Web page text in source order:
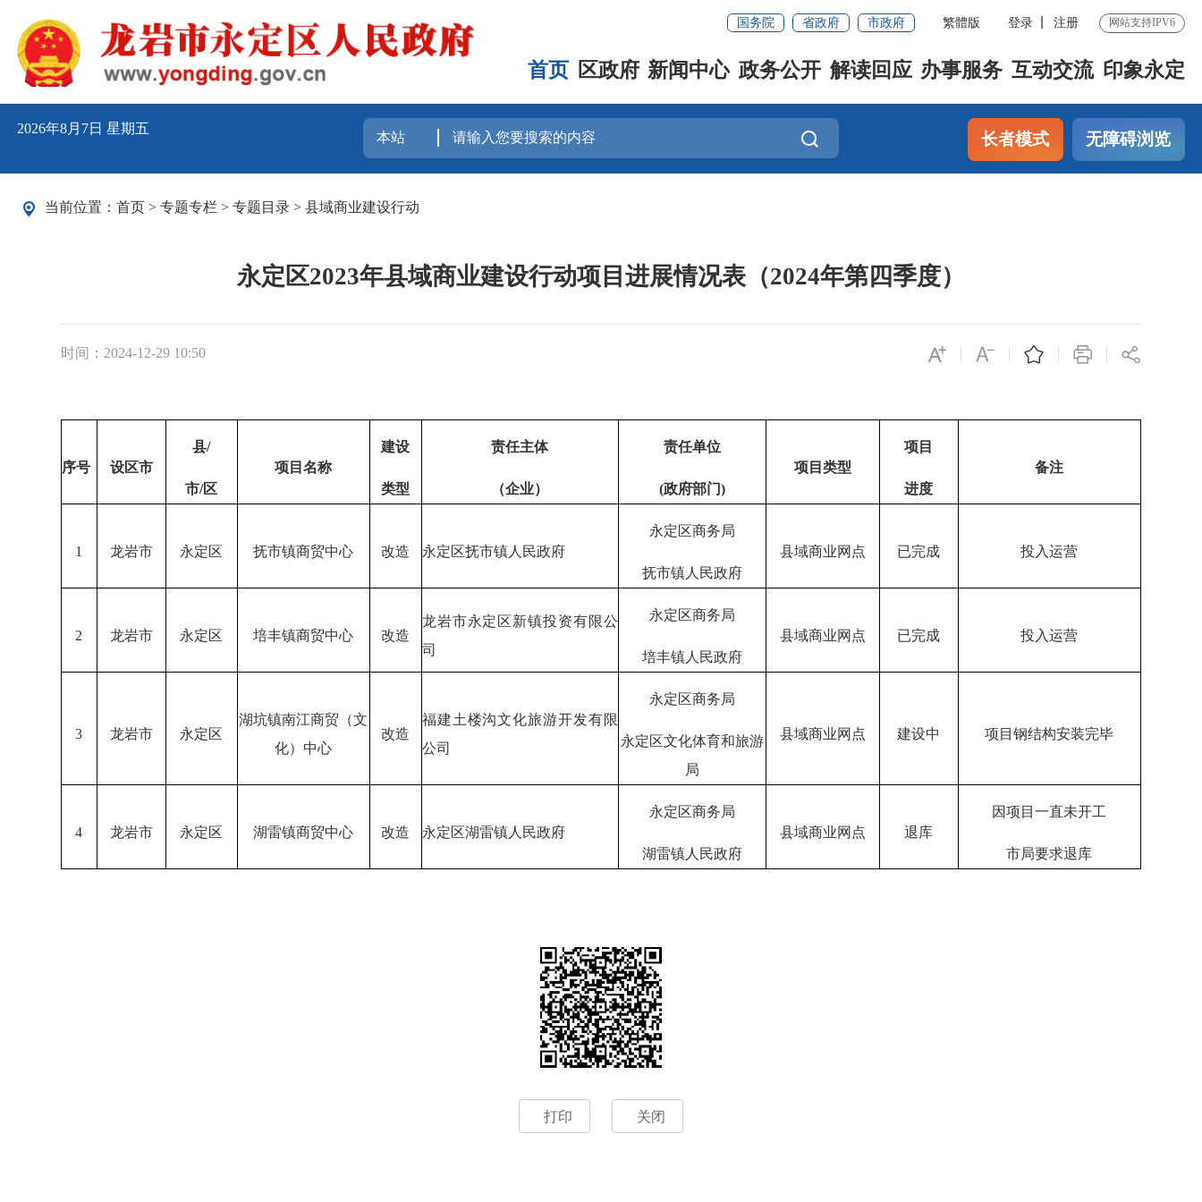
国务院 省政府 市政府 繁體版 登录 注册 网站支持IPV6
首页 区政府 新闻中心 政务公开 解读回应 办事服务 互动交流 印象永定
2026年8月7日 星期五
长者模式 无障碍浏览
当前位置： 首页 > 专题专栏 > 专题目录 > 县域商业建设行动
永定区2023年县域商业建设行动项目进展情况表（2024年第四季度）
时间：2024-12-29 10:50
序号 设区市
县/
市/区
项目名称
建设
类型
责任主体
（企业）
责任单位
(政府部门)
项目类型
项目
进度
备注
1 龙岩市 永定区 抚市镇商贸中心 改造 永定区抚市镇人民政府
永定区商务局
抚市镇人民政府
县域商业网点 已完成 投入运营
2 龙岩市 永定区 培丰镇商贸中心 改造
龙岩市永定区新镇投资有限公
司
永定区商务局
培丰镇人民政府
县域商业网点 已完成 投入运营
3 龙岩市 永定区
湖坑镇南江商贸（文
化）中心
改造
福建土楼沟文化旅游开发有限
公司
永定区商务局
永定区文化体育和旅游
局
县域商业网点 建设中 项目钢结构安装完毕
4 龙岩市 永定区 湖雷镇商贸中心 改造 永定区湖雷镇人民政府
永定区商务局
湖雷镇人民政府
县域商业网点 退库
因项目一直未开工
市局要求退库
打印 关闭